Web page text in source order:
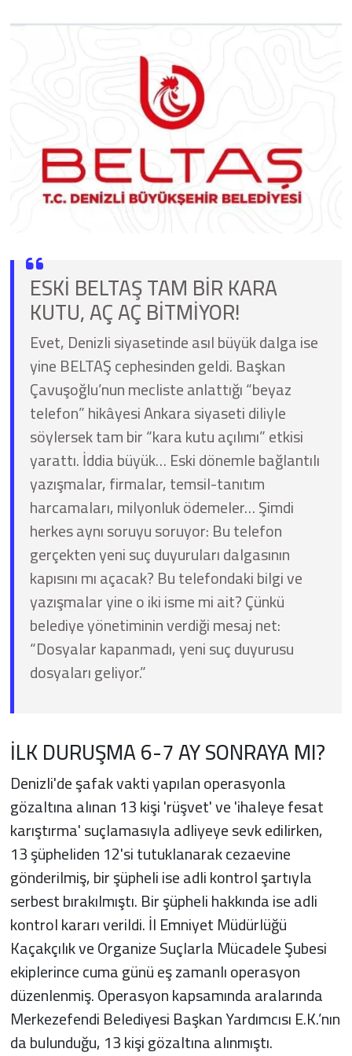
ESKİ BELTAŞ TAM BİR KARA
KUTU, AÇ AÇ BİTMİYOR!
Evet, Denizli siyasetinde asıl büyük dalga ise
yine BELTAŞ cephesinden geldi. Başkan
Çavuşoğlu’nun mecliste anlattığı “beyaz
telefon” hikâyesi Ankara siyaseti diliyle
söylersek tam bir “kara kutu açılımı” etkisi
yarattı. İddia büyük… Eski dönemle bağlantılı
yazışmalar, firmalar, temsil-tanıtım
harcamaları, milyonluk ödemeler… Şimdi
herkes aynı soruyu soruyor: Bu telefon
gerçekten yeni suç duyuruları dalgasının
kapısını mı açacak? Bu telefondaki bilgi ve
yazışmalar yine o iki isme mi ait? Çünkü
belediye yönetiminin verdiği mesaj net:
“Dosyalar kapanmadı, yeni suç duyurusu
dosyaları geliyor.”
İLK DURUŞMA 6-7 AY SONRAYA MI?
Denizli'de şafak vakti yapılan operasyonla
gözaltına alınan 13 kişi 'rüşvet' ve 'ihaleye fesat
karıştırma' suçlamasıyla adliyeye sevk edilirken,
13 şüpheliden 12'si tutuklanarak cezaevine
gönderilmiş, bir şüpheli ise adli kontrol şartıyla
serbest bırakılmıştı. Bir şüpheli hakkında ise adli
kontrol kararı verildi. İl Emniyet Müdürlüğü
Kaçakçılık ve Organize Suçlarla Mücadele Şubesi
ekiplerince cuma günü eş zamanlı operasyon
düzenlenmiş. Operasyon kapsamında aralarında
Merkezefendi Belediyesi Başkan Yardımcısı E.K.’nın
da bulunduğu, 13 kişi gözaltına alınmıştı.